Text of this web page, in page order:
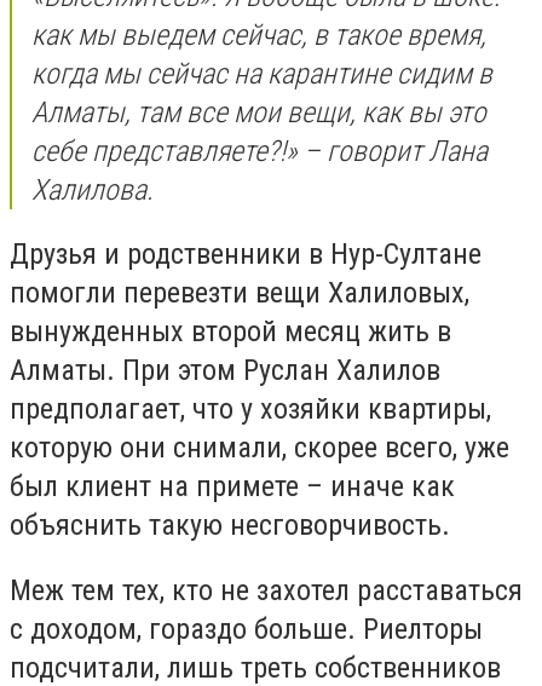
как мы выедем сейчас, в такое время,
когда мы сейчас на карантине сидим в
Алматы, там все мои вещи, как вы это
себе представляете?!» – говорит Лана
Халилова.
Друзья и родственники в Нур-Султане
помогли перевезти вещи Халиловых,
вынужденных второй месяц жить в
Алматы. При этом Руслан Халилов
предполагает, что у хозяйки квартиры,
которую они снимали, скорее всего, уже
был клиент на примете – иначе как
объяснить такую несговорчивость.
Меж тем тех, кто не захотел расставаться
с доходом, гораздо больше. Риелторы
подсчитали, лишь треть собственников